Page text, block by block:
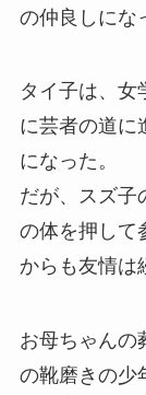
の仲良しにな
タイ子は、女
に芸者の道に
になった。
だが、スズ子
の体を押して
からも友情は
お母ちゃんの
の靴磨きの少